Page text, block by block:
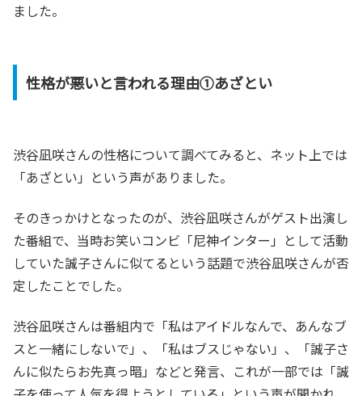
ました。
性格が悪いと言われる理由①あざとい
渋谷凪咲さんの性格について調べてみると、ネット上では
「あざとい」という声がありました。
そのきっかけとなったのが、渋谷凪咲さんがゲスト出演し
た番組で、当時お笑いコンビ「尼神インター」として活動
していた誠子さんに似てるという話題で渋谷凪咲さんが否
定したことでした。
渋谷凪咲さんは番組内で「私はアイドルなんで、あんなブ
スと一緒にしないで」、「私はブスじゃない」、「誠子さ
んに似たらお先真っ暗」などと発言、これが一部では「誠